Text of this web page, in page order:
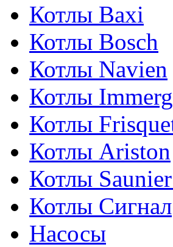
Котлы Baxi
Котлы Bosch
Котлы Navien
Котлы
Котлы
Котлы Ariston
Котлы
Котлы Сигнал
Насосы